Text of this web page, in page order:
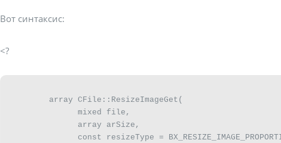
Вот синтаксис:
<?
               mixed file,
               array arSize,
const resizeType =